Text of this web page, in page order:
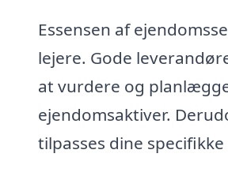
Essensen af
lejere. Gode
at vurdere og
ejendomsaktiver.
tilpasses dine